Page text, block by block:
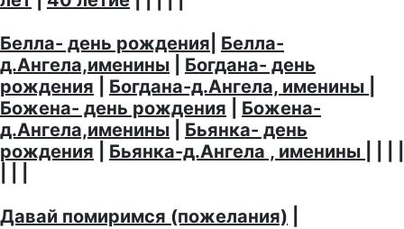
Белла- день рождения Белла-
д.Ангела,именины
Богдана- день
рождения
Богдана-д.Ангела, именины
Божена- день рождения
Божена-
д.Ангела,именины
Бьянка- день
рождения
Бьянка-д.Ангела , именины
Давай помиримся (пожелания)